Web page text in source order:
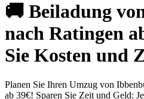
🚚 Beiladung
nach Ratingen
Sie Kosten und
Planen Sie Ihren Umzug von
ab 39€! Sparen Sie Zeit und Geld: